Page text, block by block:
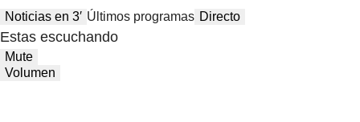
Noticias en 3′ Últimos programas Directo
Estas escuchando
Mute
Volumen